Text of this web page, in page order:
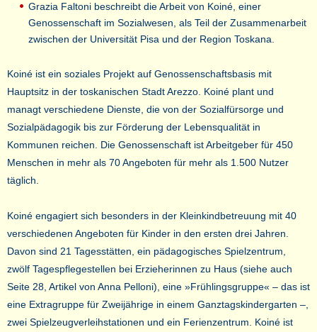
Grazia Faltoni beschreibt die Arbeit von Koiné, einer
Genossenschaft im Sozialwesen, als Teil der Zusammenarbeit
zwischen der Universität Pisa und der Region Toskana.
Koiné ist ein soziales Projekt auf Genossenschaftsbasis mit
Hauptsitz in der toskanischen Stadt Arezzo. Koiné plant und
managt verschiedene Dienste, die von der Sozialfürsorge und
Sozialpädagogik bis zur Förderung der Lebensqualität in
Kommunen reichen. Die Genossenschaft ist Arbeitgeber für 450
Menschen in mehr als 70 Angeboten für mehr als 1.500 Nutzer
täglich.
Koiné engagiert sich besonders in der Kleinkindbetreuung mit 40
verschiedenen Angeboten für Kinder in den ersten drei Jahren.
Davon sind 21 Tagesstätten, ein pädagogisches Spielzentrum,
zwölf Tagespflegestellen bei Erzieherinnen zu Haus (siehe auch
Seite 28, Artikel von Anna Pelloni), eine »Frühlingsgruppe« – das ist
eine Extragruppe für Zweijährige in einem Ganztagskindergarten –,
zwei Spielzeugverleihstationen und ein Ferienzentrum. Koiné ist